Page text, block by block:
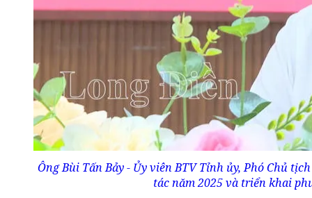
Ông Bùi Tấn Bảy - Ủy viên BTV Tỉnh ủy, Phó Chủ
tác năm 2025 và triển khai